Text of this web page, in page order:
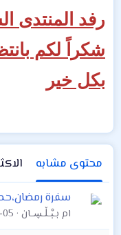
رفد المنتدى
شكراً لكم
بكل خير
محتوى مشابه
سفرة
ام بــﯧْــڵــڛــان